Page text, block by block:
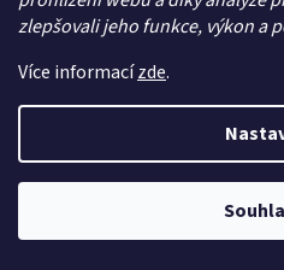
zlepšovali jeho funkce, výkon a
Více informacízde.
Blade náboj ocasního
S/230 S V2